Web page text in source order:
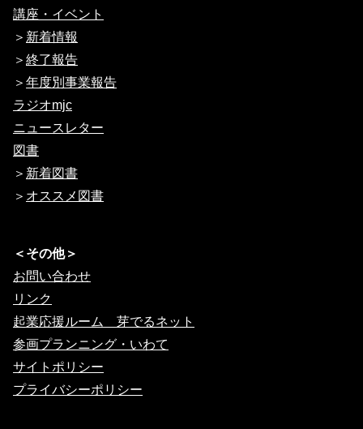
講座・イベント
＞ 新着情報
＞ 終了報告
＞ 年度別事業報告
ラジオmjc
ニュースレター
図書
＞ 新着図書
＞ オススメ図書
＜その他＞
お問い合わせ
リンク
起業応援ルーム 芽でるネット
参画プランニング・いわて
サイトポリシー
プライバシーポリシー